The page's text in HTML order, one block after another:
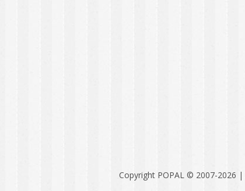
Copyright POPAL © 2007-2026 |